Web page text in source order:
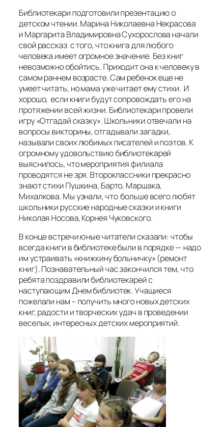
Библиотекари подготовили презентацию о
детском чтении. Марина Николаевна Некрасова
и Маргарита Владимировна Сухорослова начали
свой рассказ с того, что книга для любого
человека имеет огромное значение. Без книг
невозможно обойтись. Приходит она к человеку в
самом раннем возрасте. Сам ребенок еще не
умеет читать, но мама уже читает ему стихи. И
хорошо, если книги будут сопровождать его на
протяжении всей жизни. Библиотекари провели
игру «Отгадай сказку». Школьники отвечали на
вопросы викторины, отгадывали загадки,
называли своих любимых писателей и поэтов. К
огромному удовольствию библиотекарей
выяснилось, что мероприятия филиала
проводятся не зря. Второклассники прекрасно
знают стихи Пушкина, Барто, Маршака,
Михалкова. Мы узнали, что больше всего любят
школьники русские народные сказки и книги
Николая Носова, Корнея Чуковского.
В конце встречи юные читатели сказали: чтобы
всегда книги в библиотеке были в порядке — надо
им устраивать «книжкину больничку» (ремонт
книг). Познавательный час закончился тем, что
ребята поздравили библиотекарей с
наступающим Днем библиотек. Учащиеся
пожелали нам – получить много новых детских
книг, радости и творческих удач в проведении
веселых, интересных детских мероприятий.